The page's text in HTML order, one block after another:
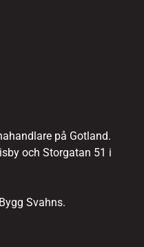
på Gotland.
och Storgatan 51 i
Svahns.